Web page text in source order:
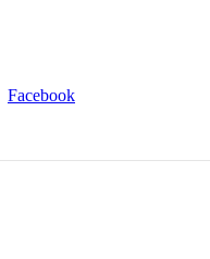
Facebook